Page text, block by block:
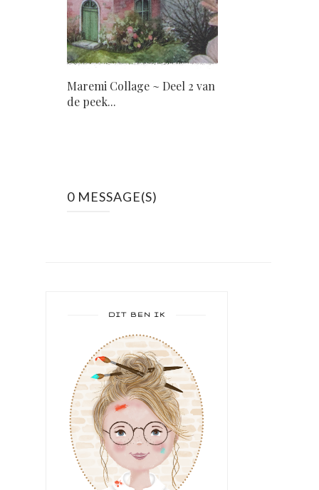
Maremi Collage ~ Deel 2 van
de peek...
0 MESSAGE(S)
DIT BEN IK